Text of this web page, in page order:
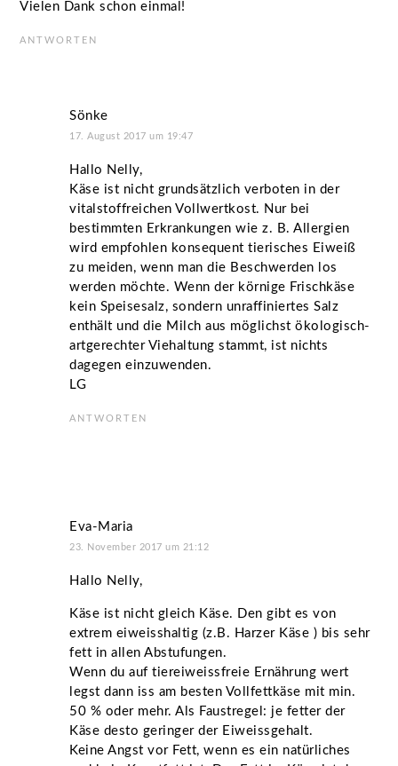
Vielen Dank schon einmal!
ANTWORTEN
Sönke
17. August 2017 um 19:47
Hallo Nelly,
Käse ist nicht grundsätzlich verboten in der
vitalstoffreichen Vollwertkost. Nur bei
bestimmten Erkrankungen wie z. B. Allergien
wird empfohlen konsequent tierisches Eiweiß
zu meiden, wenn man die Beschwerden los
werden möchte. Wenn der körnige Frischkäse
kein Speisesalz, sondern unraffiniertes Salz
enthält und die Milch aus möglichst ökologisch-
artgerechter Viehaltung stammt, ist nichts
dagegen einzuwenden.
LG
ANTWORTEN
Eva-Maria
23. November 2017 um 21:12
Hallo Nelly,
Käse ist nicht gleich Käse. Den gibt es von
extrem eiweisshaltig (z.B. Harzer Käse ) bis sehr
fett in allen Abstufungen.
Wenn du auf tiereiweissfreie Ernährung wert
legst dann iss am besten Vollfettkäse mit min.
50 % oder mehr. Als Faustregel: je fetter der
Käse desto geringer der Eiweissgehalt.
Keine Angst vor Fett, wenn es ein natürliches